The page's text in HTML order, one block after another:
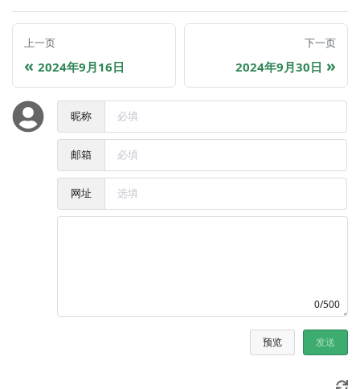
上一页
2024年9月16日
下一页
2024年9月30日
昵称
邮箱
网址
0/500
预览 发送